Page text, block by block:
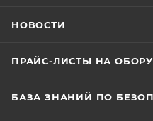
НОВОСТИ
ПРАЙС-ЛИСТЫ НА
БАЗА ЗНАНИЙ ПО